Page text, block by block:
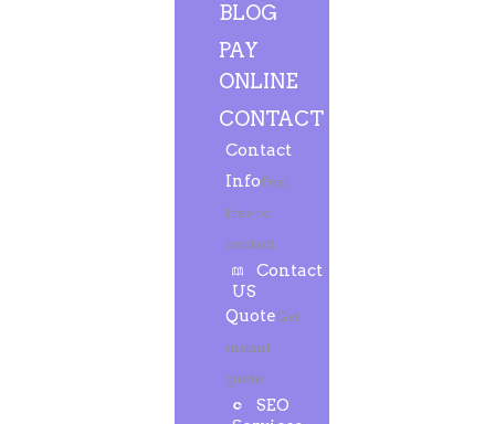
BLOG
PAY
ONLINE
CONTACT
Contact
InfoFeel
free to
contact.
Contact
US
QuoteGet
instant
quote.
SEO